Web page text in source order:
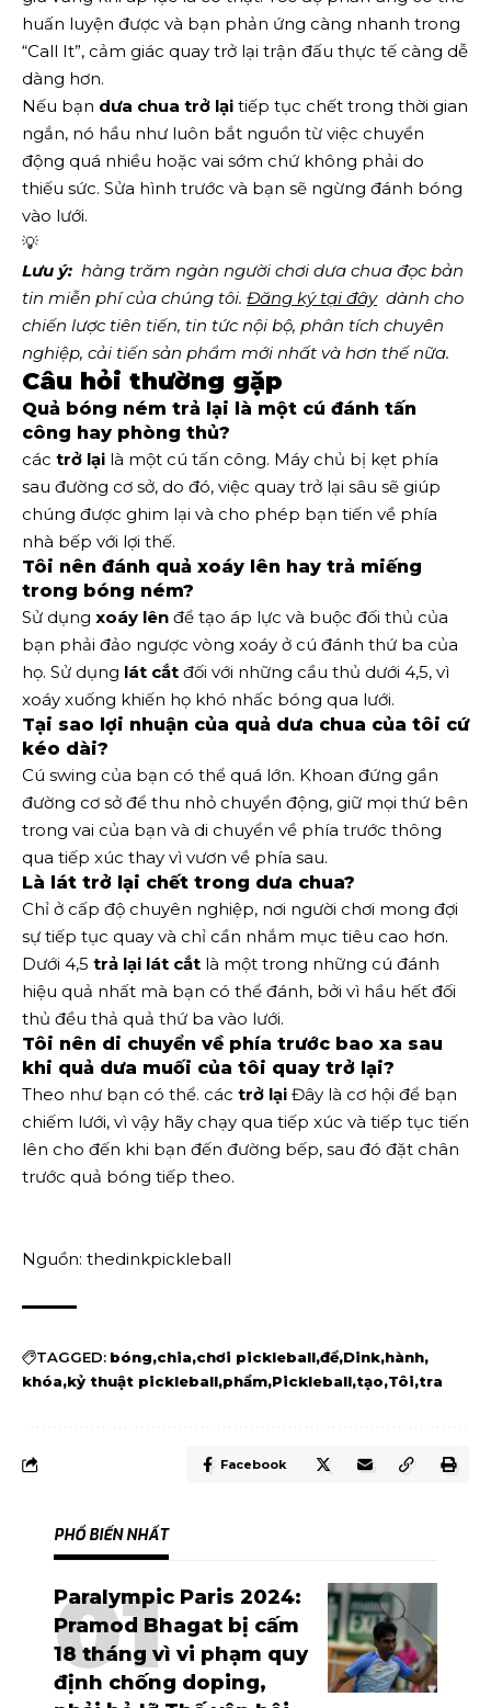
huấn luyện được và bạn phản ứng càng nhanh trong
“Call It”, cảm giác quay trở lại trận đấu thực tế càng dễ
dàng hơn.
Nếu bạn dưa chua trở lại tiếp tục chết trong thời gian
ngắn, nó hầu như luôn bắt nguồn từ việc chuyển
động quá nhiều hoặc vai sớm chứ không phải do
thiếu sức. Sửa hình trước và bạn sẽ ngừng đánh bóng
vào lưới.
💡
Lưu ý:
  hàng trăm ngàn người chơi dưa chua đọc bản
tin miễn phí của chúng tôi. Đăng ký tại đây
  dành cho
chiến lược tiên tiến, tin tức nội bộ, phân tích chuyên
nghiệp, cải tiến sản phẩm mới nhất và hơn thế nữa.
Câu hỏi thường gặp
Quả bóng ném trả lại là một cú đánh tấn
công hay phòng thủ?
các trở lại là một cú tấn công. Máy chủ bị kẹt phía
sau đường cơ sở, do đó, việc quay trở lại sâu sẽ giúp
chúng được ghim lại và cho phép bạn tiến về phía
nhà bếp với lợi thế.
Tôi nên đánh quả xoáy lên hay trả miếng
trong bóng ném?
Sử dụng xoáy lên để tạo áp lực và buộc đối thủ của
bạn phải đảo ngược vòng xoáy ở cú đánh thứ ba của
họ. Sử dụng lát cắt đối với những cầu thủ dưới 4,5, vì
xoáy xuống khiến họ khó nhấc bóng qua lưới.
Tại sao lợi nhuận của quả dưa chua của tôi cứ
kéo dài?
Cú swing của bạn có thể quá lớn. Khoan đứng gần
đường cơ sở để thu nhỏ chuyển động, giữ mọi thứ bên
trong vai của bạn và di chuyển về phía trước thông
qua tiếp xúc thay vì vươn về phía sau.
Là lát trở lại chết trong dưa chua?
Chỉ ở cấp độ chuyên nghiệp, nơi người chơi mong đợi
sự tiếp tục quay và chỉ cần nhắm mục tiêu cao hơn.
Dưới 4,5 trả lại lát cắt là một trong những cú đánh
hiệu quả nhất mà bạn có thể đánh, bởi vì hầu hết đối
thủ đều thả quả thứ ba vào lưới.
Tôi nên di chuyển về phía trước bao xa sau
khi quả dưa muối của tôi quay trở lại?
Theo như bạn có thể. các trở lại Đây là cơ hội để bạn
chiếm lưới, vì vậy hãy chạy qua tiếp xúc và tiếp tục tiến
lên cho đến khi bạn đến đường bếp, sau đó đặt chân
trước quả bóng tiếp theo.
Nguồn: thedinkpickleball
TAGGED: bóng chia chơi pickleball để Dink hành
khóa kỷ thuật pickleball phẩm Pickleball tạo Tôi tra
Facebook
PHỔ BIẾN NHẤT
Paralympic Paris 2024:
Pramod Bhagat bị cấm
18 tháng vì vi phạm quy
định chống doping,